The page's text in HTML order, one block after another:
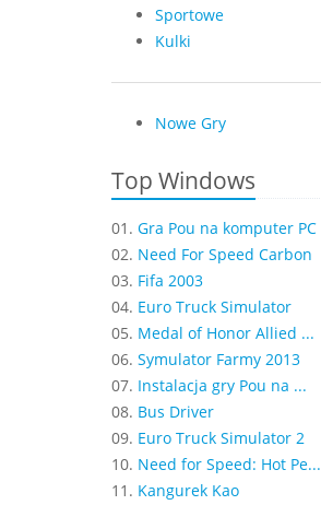
Sportowe
Kulki
Nowe Gry
Top Windows
01. Gra Pou na komputer PC
02. Need For Speed Carbon
03. Fifa 2003
04. Euro Truck Simulator
05. Medal of Honor Allied ...
06. Symulator Farmy 2013
07. Instalacja gry Pou na ...
08. Bus Driver
09. Euro Truck Simulator 2
10. Need for Speed: Hot Pe...
11. Kangurek Kao